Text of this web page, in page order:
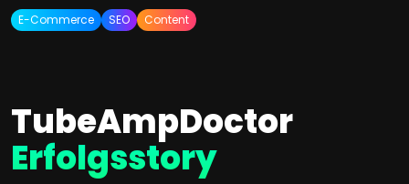
E-Commerce SEO Content
TubeAmpDoctor
Erfolgsstory